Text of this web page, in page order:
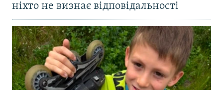
ніхто не визнає відповідальності